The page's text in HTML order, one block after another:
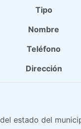
Tipo
Nombre
Teléfono
Dirección
estado del